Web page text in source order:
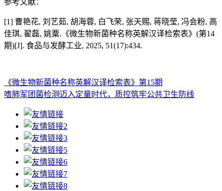
参考文献：
[1] 曹艳花, 刘艺茹, 胡海蓉, 白飞荣, 张天赐, 蒋晓莹, 冯会粉, 高
佳琪, 翟磊, 姚粟.《微生物新菌种名称英解汉译检索表》(第14
期)[J]. 食品与发酵工业, 2025, 51(17):434.
《微生物新菌种名称英解汉译检索表》第15期
嗜肺军团菌检测迈入定量时代，质控筑牢公共卫生防线